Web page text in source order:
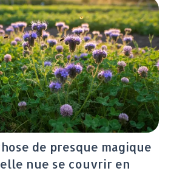
de presque magique
nue se couvrir en